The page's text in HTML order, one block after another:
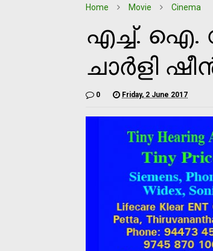
Home Movie Cinema
എച്ച്. ഐ.
ചാര്‍ളി
0 Friday, 2 June 2017